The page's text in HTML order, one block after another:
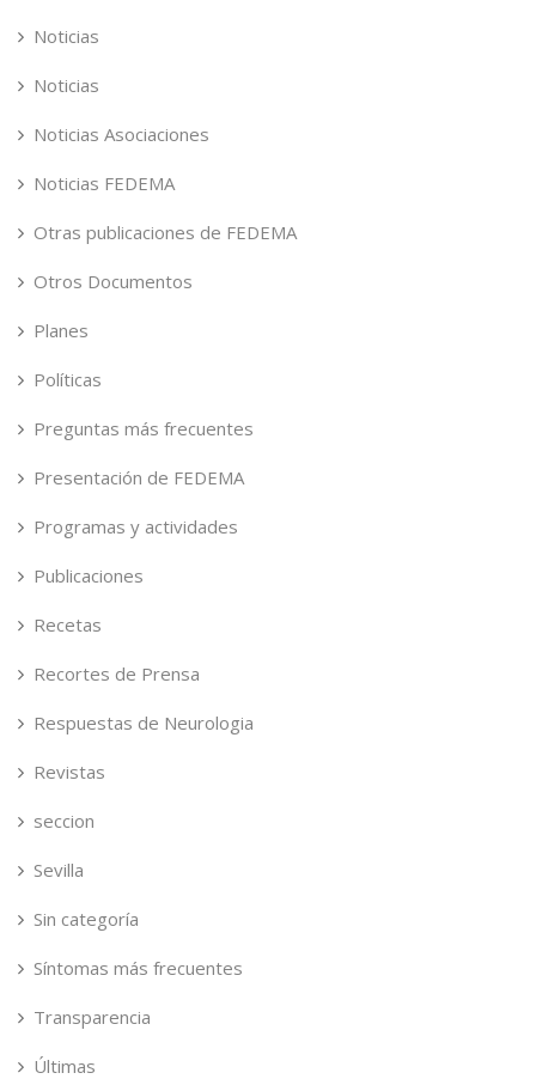
Noticias
Noticias
Noticias Asociaciones
Noticias FEDEMA
Otras publicaciones de FEDEMA
Otros Documentos
Planes
Políticas
Preguntas más frecuentes
Presentación de FEDEMA
Programas y actividades
Publicaciones
Recetas
Recortes de Prensa
Respuestas de Neurologia
Revistas
seccion
Sevilla
Sin categoría
Síntomas más frecuentes
Transparencia
Últimas